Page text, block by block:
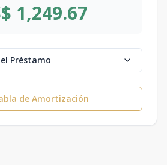
1,249.67
Préstamo
de Amortización